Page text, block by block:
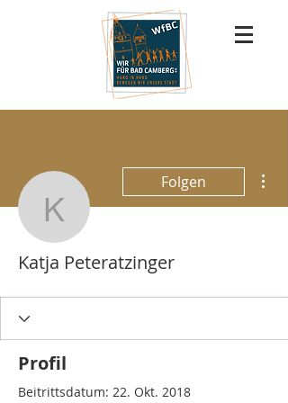
Katja
Folgen
Katja Peteratzinger
Profil
Beitrittsdatum: 22. Okt. 2018